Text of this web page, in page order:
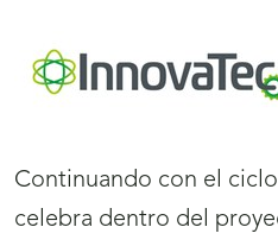
Continuando con el
celebra dentro del